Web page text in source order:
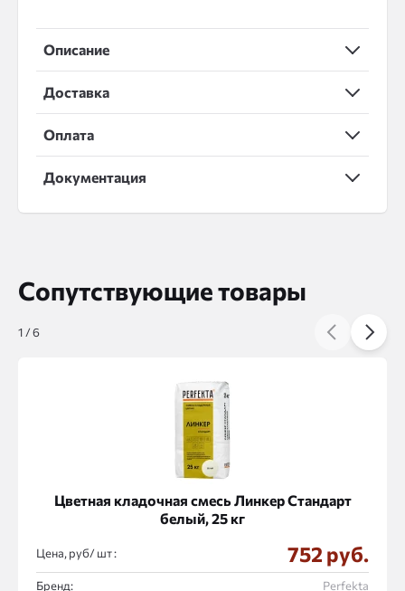
Описание
Доставка
Оплата
Документация
Сопутствующие товары
Цветная кладочная смесь Линкер Стандарт
белый, 25 кг
Цена, руб/ : 752 руб.
Бренд: Perfekta
1 /6